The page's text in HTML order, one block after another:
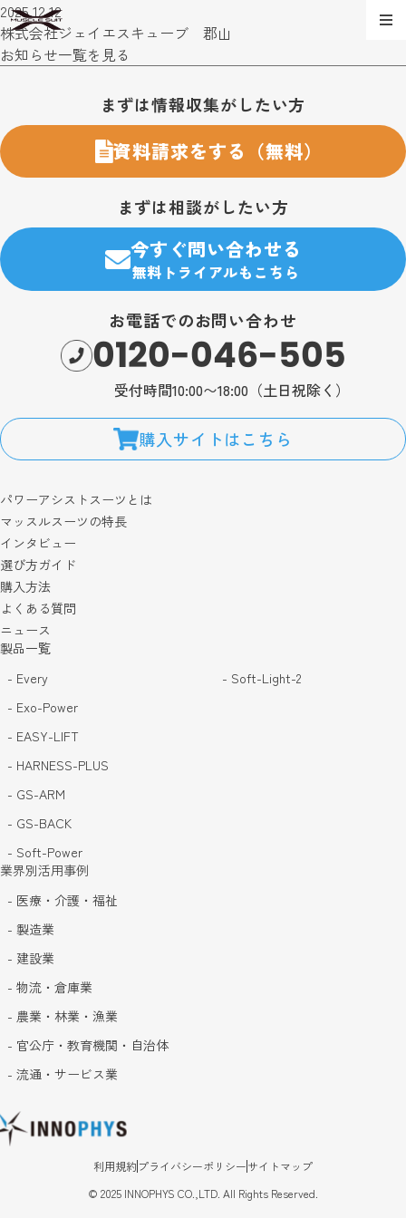
2025.12.12
株式会社ジェイエスキューブ 郡山
お知らせ一覧を見る
まずは情報収集がしたい方
資料請求をする（無料）
まずは相談がしたい方
今すぐ問い合わせる
無料トライアルもこちら
お電話でのお問い合わせ
0120-046-505
受付時間10:00〜18:00（土日祝除く）
購入サイトはこちら
パワーアシストスーツとは
マッスルスーツの特長
インタビュー
選び方ガイド
購入方法
よくある質問
ニュース
製品一覧
- Every
- Exo-Power
- EASY-LIFT
- HARNESS-PLUS
- GS-ARM
- GS-BACK
- Soft-Power
- Soft-Light-2
業界別活用事例
- 医療・介護・福祉
- 製造業
- 建設業
- 物流・倉庫業
- 農業・林業・漁業
- 官公庁・教育機関・自治体
- 流通・サービス業
利用規約 プライバシーポリシーサイトマップ
© 2025 INNOPHYS CO.,LTD. All Rights Reserved.